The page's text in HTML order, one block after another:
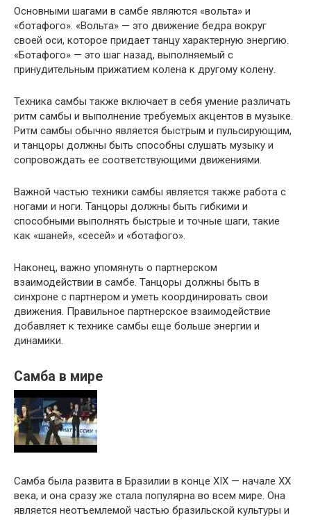
Основными шагами в самбе являются «вольта» и
«ботафого». «Вольта» — это движение бедра вокруг
своей оси, которое придает танцу характерную энергию.
«Ботафого» — это шаг назад, выполняемый с
принудительным прижатием колена к другому колену.
Техника самбы также включает в себя умение различать
ритм самбы и выполнение требуемых акцентов в музыке.
Ритм самбы обычно является быстрым и пульсирующим,
и танцоры должны быть способны слушать музыку и
сопровождать ее соответствующими движениями.
Важной частью техники самбы является также работа с
ногами и ноги. Танцоры должны быть гибкими и
способными выполнять быстрые и точные шаги, такие
как «шаней», «сесей» и «ботафого».
Наконец, важно упомянуть о партнерском
взаимодействии в самбе. Танцоры должны быть в
синхроне с партнером и уметь координировать свои
движения. Правильное партнерское взаимодействие
добавляет к технике самбы еще больше энергии и
динамики.
Самба в мире
Самба была развита в Бразилии в конце XIX — начале XX
века, и она сразу же стала популярна во всем мире. Она
является неотъемлемой частью бразильской культуры и